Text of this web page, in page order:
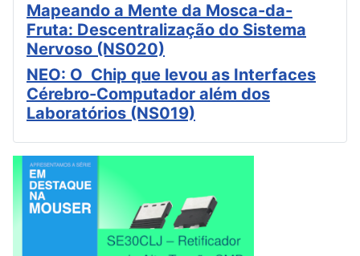
Mapeando a Mente da Mosca-da-
Fruta: Descentralização do Sistema
Nervoso (NS020)
NEO: O Chip que levou as Interfaces
Cérebro-Computador além dos
Laboratórios (NS019)